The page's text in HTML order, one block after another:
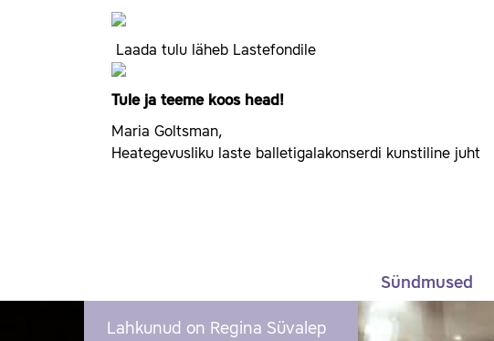
Laada tulu läheb Lastefondile
Tule ja teeme koos head!
Maria Goltsman,
Heategevusliku laste balletigalakonserdi kunstiline juht
Lahkunud on Regina Süvalep
Sündmused